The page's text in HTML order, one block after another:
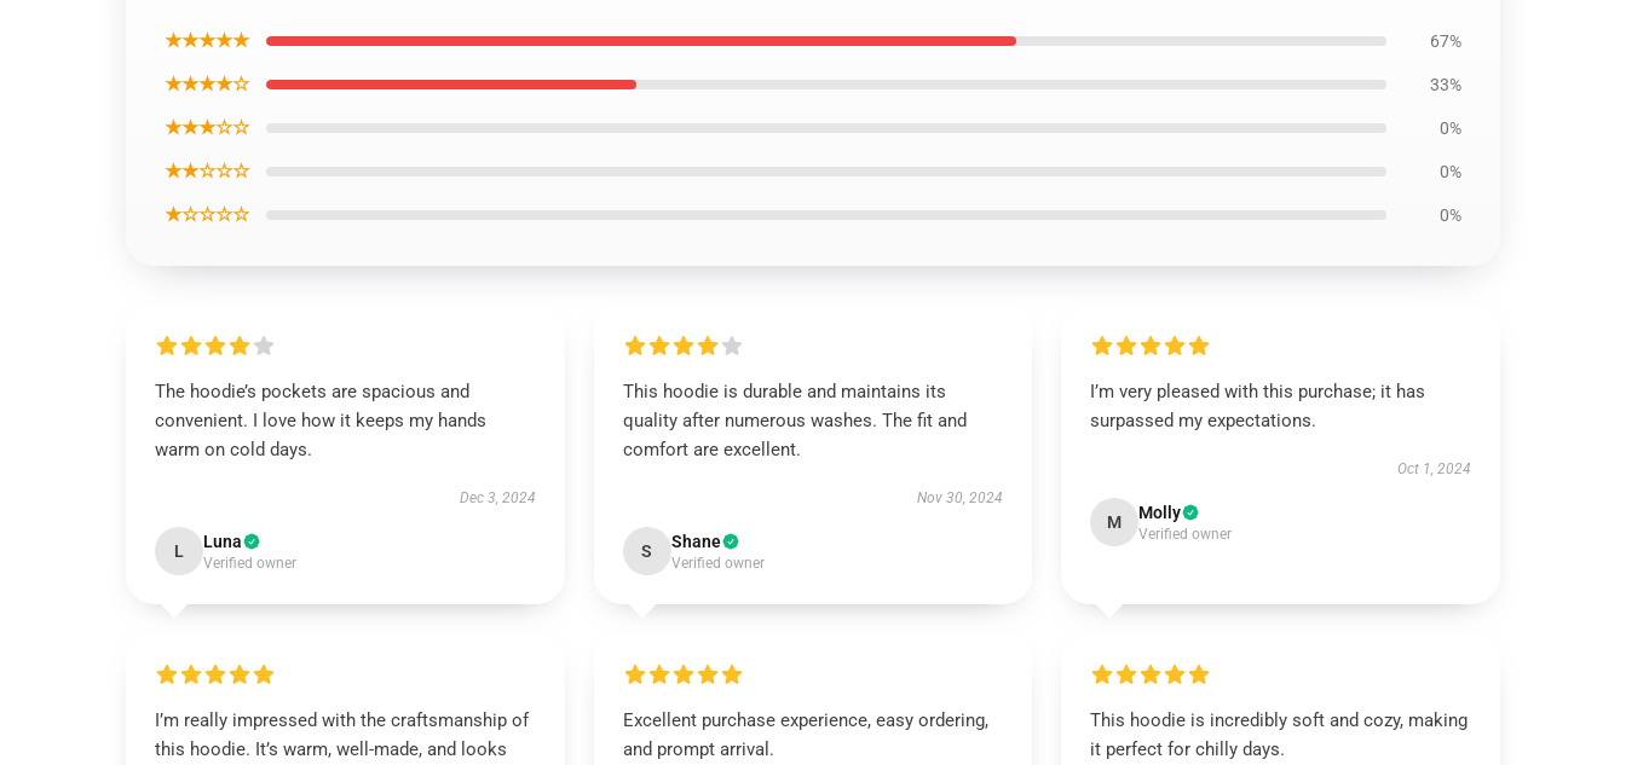
★★★★★ 67%
★★★★☆ 33%
★★★☆☆ 0%
★★☆☆☆ 0%
★☆☆☆☆ 0%
The hoodie’s pockets are spacious and
convenient. I love how it keeps my hands
warm on cold days.
Dec 3, 2024
L Luna
Verified owner
This hoodie is durable and maintains its
quality after numerous washes. The fit and
comfort are excellent.
Nov 30, 2024
S Shane
Verified owner
I’m very pleased with this purchase; it has
surpassed my expectations.
Oct 1, 2024
M Molly
Verified owner
I’m really impressed with the craftsmanship of
this hoodie. It’s warm, well-made, and looks
Excellent purchase experience, easy ordering,
and prompt arrival.
This hoodie is incredibly soft and cozy, making
it perfect for chilly days.